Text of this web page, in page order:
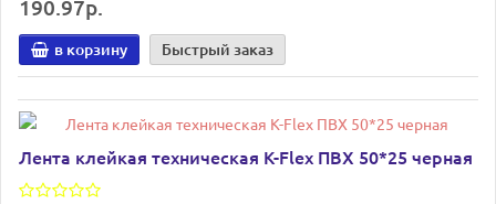
190.97р.
в корзину Быстрый заказ
Лента клейкая техническая K-Flex ПВХ 50*25 черная